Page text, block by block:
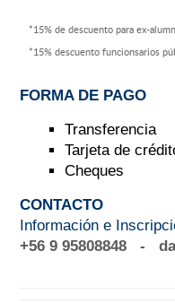
*15% de descuento para ex-
*15% descuento funcionsarios
FORMA DE PAGO
Transferencia
Tarjeta de
Cheques
CONTACTO
Información e
+56 9 95808848 -